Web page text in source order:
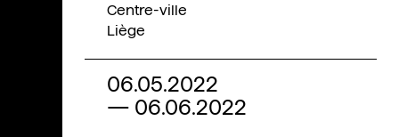
Centre-ville
Liège
06.05.2022
— 06.06.2022